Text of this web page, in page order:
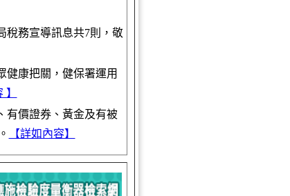
稅務宣導訊息共7則，敬
健康把關，健保署運用
】
有價證券、黃金及有被
【詳如內容】